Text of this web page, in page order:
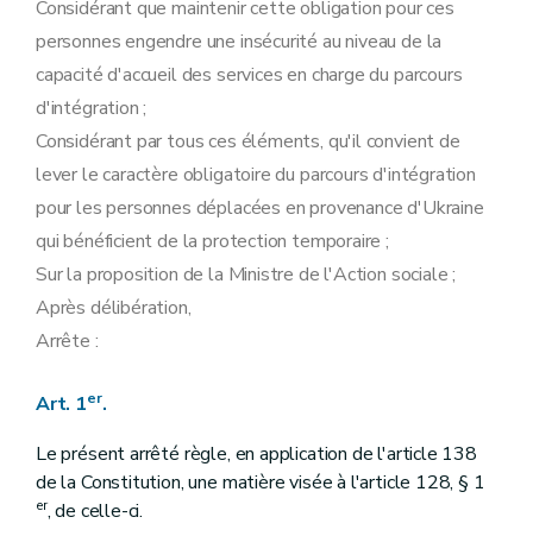
Considérant que maintenir cette obligation pour ces
personnes engendre une insécurité au niveau de la
capacité d'accueil des services en charge du parcours
d'intégration ;
Considérant par tous ces éléments, qu'il convient de
lever le caractère obligatoire du parcours d'intégration
pour les personnes déplacées en provenance d'Ukraine
qui bénéficient de la protection temporaire ;
Sur la proposition de la Ministre de l'Action sociale ;
Après délibération,
Arrête :
Art. 1er.
Le présent arrêté règle, en application de l'article 138
de la Constitution, une matière visée à l'article 128, § 1
er, de celle-ci.